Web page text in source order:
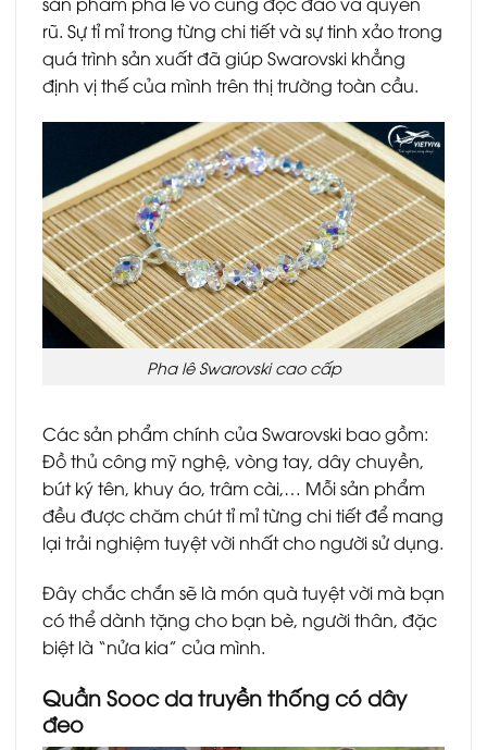
rũ. Sự tỉ mỉ trong từng chi tiết và sự tinh xảo trong
quá trình sản xuất đã giúp Swarovski khẳng
định vị thế của mình trên thị trường toàn cầu.
Pha lê Swarovski cao cấp
Các sản phẩm chính của Swarovski bao gồm:
Đồ thủ công mỹ nghệ, vòng tay, dây chuyền,
bút ký tên, khuy áo, trâm cài,… Mỗi sản phẩm
đều được chăm chút tỉ mỉ từng chi tiết để mang
lại trải nghiệm tuyệt vời nhất cho người sử dụng.
Đây chắc chắn sẽ là món quà tuyệt vời mà bạn
có thể dành tặng cho bạn bè, người thân, đặc
biệt là “nửa kia” của mình.
Quần Sooc da truyền thống có dây
đeo